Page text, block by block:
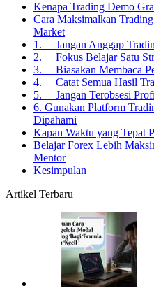
Kenapa Trading Demo
Cara Maksimalkan
Market
1. Jangan Anggap
2. Fokus Belajar Satu
3. Biasakan Membaca
4. Catat Semua Hasil
5. Jangan Terobsesi
6. Gunakan Platform
Dipahami
Kapan Waktu yang Tepat
Belajar Forex Lebih
Mentor
Kesimpulan
Artikel Terbaru